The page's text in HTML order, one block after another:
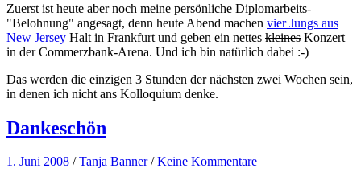
Zuerst ist heute aber noch meine persönliche Diplomarbeits-
"Belohnung" angesagt, denn heute Abend machen vier Jungs aus
New Jersey Halt in Frankfurt und geben ein nettes kleines Konzert
in der Commerzbank-Arena. Und ich bin natürlich dabei :-)
Das werden die einzigen 3 Stunden der nächsten zwei Wochen sein,
in denen ich nicht ans Kolloquium denke.
Dankeschön
1. Juni 2008 /Tanja Banner /Keine Kommentare